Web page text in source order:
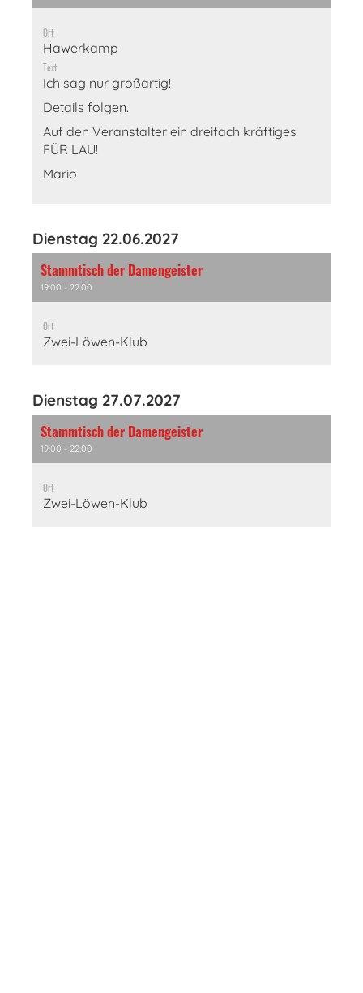
Ort
Hawerkamp
Text
Ich sag nur großartig!
Details folgen.
Auf den Veranstalter ein dreifach kräftiges
FÜR LAU!
Mario
Dienstag 22.06.2027
Stammtisch der Damengeister
19:00 - 22:00
Ort
Zwei-Löwen-Klub
Dienstag 27.07.2027
Stammtisch der Damengeister
19:00 - 22:00
Ort
Zwei-Löwen-Klub